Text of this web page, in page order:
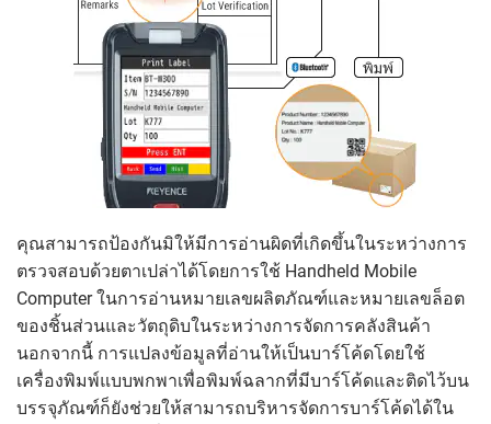
คุณสามารถป้องกันมิให้มีการอ่านผิดที่เกิดขึ้นในระหว่างการ
ตรวจสอบด้วยตาเปล่าได้โดยการใช้ Handheld Mobile
Computer ในการอ่านหมายเลขผลิตภัณฑ์และหมายเลขล็อต
ของชิ้นส่วนและวัตถุดิบในระหว่างการจัดการคลังสินค้า
นอกจากนี้ การแปลงข้อมูลที่อ่านให้เป็นบาร์โค้ดโดยใช้
เครื่องพิมพ์แบบพกพาเพื่อพิมพ์ฉลากที่มีบาร์โค้ดและติดไว้บน
บรรจุภัณฑ์ก็ยังช่วยให้สามารถบริหารจัดการบาร์โค้ดได้ใน